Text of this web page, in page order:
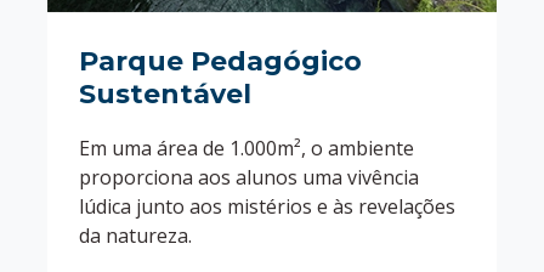
Parque Pedagógico
Sustentável
Em uma área de 1.000m², o ambiente
proporciona aos alunos uma vivência
lúdica junto aos mistérios e às revelações
da natureza.